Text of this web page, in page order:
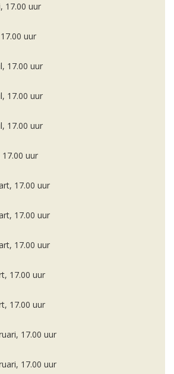
17.00 uur
uur
17.00 uur
17.00 uur
17.00 uur
uur
17.00 uur
17.00 uur
17.00 uur
17.00 uur
17.00 uur
17.00 uur
17.00 uur